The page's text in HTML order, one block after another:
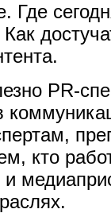
Где
PR-
кто
и